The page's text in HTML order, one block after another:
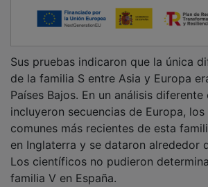
de la familia S entre Asia y Europa
Países Bajos. En un análisis diferente
incluyeron secuencias de Europa,
comunes más recientes de esta
en Inglaterra y se dataron alrededor
Los científicos no pudieron
familia V en España.